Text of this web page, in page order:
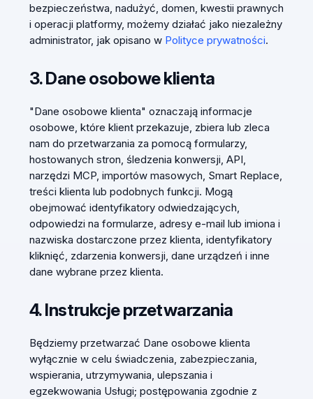
bezpieczeństwa, nadużyć, domen, kwestii prawnych
i operacji platformy, możemy działać jako niezależny
administrator, jak opisano w Polityce prywatności.
3. Dane osobowe klienta
"Dane osobowe klienta" oznaczają informacje
osobowe, które klient przekazuje, zbiera lub zleca
nam do przetwarzania za pomocą formularzy,
hostowanych stron, śledzenia konwersji, API,
narzędzi MCP, importów masowych, Smart Replace,
treści klienta lub podobnych funkcji. Mogą
obejmować identyfikatory odwiedzających,
odpowiedzi na formularze, adresy e-mail lub imiona i
nazwiska dostarczone przez klienta, identyfikatory
kliknięć, zdarzenia konwersji, dane urządzeń i inne
dane wybrane przez klienta.
4. Instrukcje przetwarzania
Będziemy przetwarzać Dane osobowe klienta
wyłącznie w celu świadczenia, zabezpieczania,
wspierania, utrzymywania, ulepszania i
egzekwowania Usługi; postępowania zgodnie z